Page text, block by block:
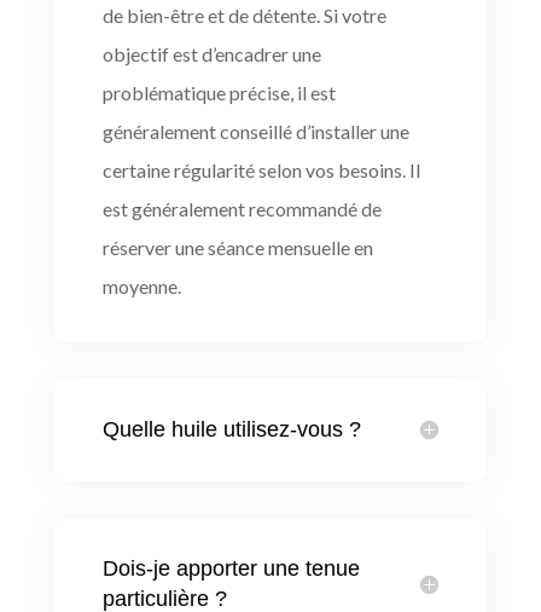
de bien-être et de détente. Si votre
objectif est d’encadrer une
problématique précise, il est
généralement conseillé d’installer une
certaine régularité selon vos besoins. Il
est généralement recommandé de
réserver une séance mensuelle en
moyenne.
Quelle huile utilisez-vous ?
Dois-je apporter une tenue
particulière ?